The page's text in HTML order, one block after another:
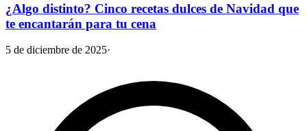
¿Algo distinto? Cinco recetas dulces de Navidad que
te encantarán para tu cena
5 de diciembre de 2025·